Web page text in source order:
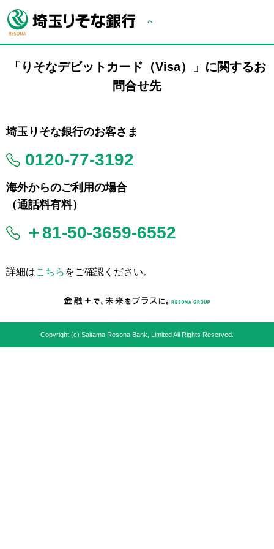
「りそなデビットカード（Visa）」に関するお
問合せ先
埼玉りそな銀行のお客さま
0120-77-3192
海外からのご利用の場合
（通話料有料）
＋81-50-3659-6552
詳細はこちら をご確認ください。
Copyright (c) Saitama Resona Bank, Limited All Rights Reserved.